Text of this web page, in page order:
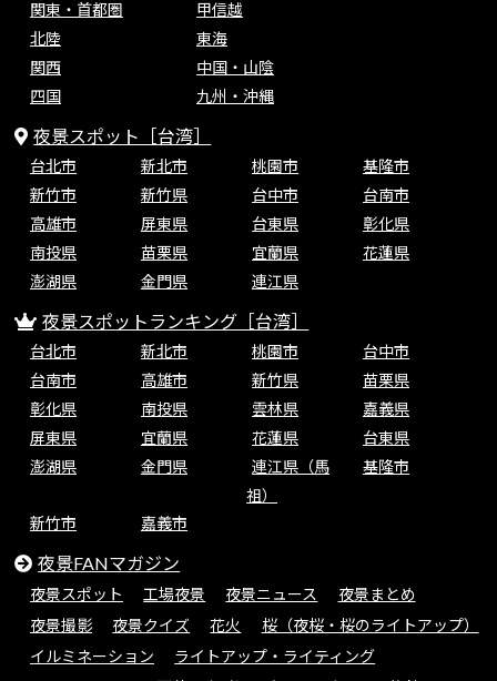
関東・首都圏
甲信越
北陸
東海
関西
中国・山陰
四国
九州・沖縄
夜景スポット［台湾］
台北市 新北市 桃園市
基隆市
新竹市
新竹県 台中市
台南市
高雄市
屏東県 台東県
彰化県
南投県
苗栗県 宜蘭県
花蓮県
澎湖県
金門県 連江県
夜景スポットランキング［台湾］
台北市 新北市 桃園市
台中市
台南市
高雄市 新竹県
苗栗県
彰化県
南投県 雲林県
嘉義県
屏東県
宜蘭県 花蓮県
台東県
澎湖県
金門県
連江県（馬
祖）
基隆市
新竹市 嘉義市
夜景FANマガジン
夜景スポット 工場夜景 夜景ニュース
夜景まとめ
夜景撮影
夜景クイズ 花火
桜（夜桜・桜のライトアップ）
イルミネーション
ライトアップ・ライティング